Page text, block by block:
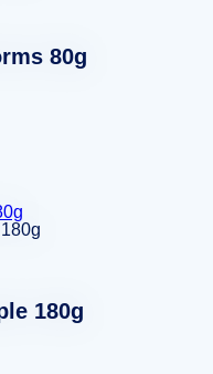
80g
180g